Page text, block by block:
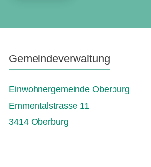
Gemeindeverwaltung
Einwohnergemeinde Oberburg
Emmentalstrasse 11
3414 Oberburg